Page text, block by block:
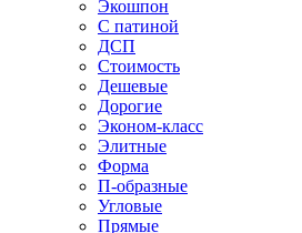
Экошпон
С патиной
ДСП
Стоимость
Дешевые
Дорогие
Эконом-класс
Элитные
Форма
П-образные
Угловые
Прямые